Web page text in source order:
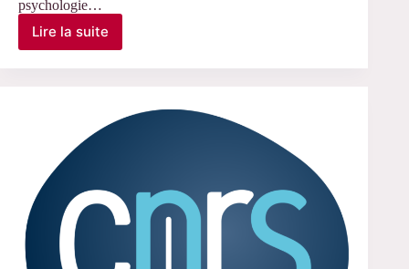
psychologie…
Lire la suite
Quadrio